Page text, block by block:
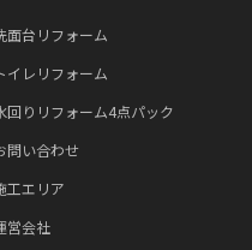
面台リフォーム
イレリフォーム
回りリフォーム4点パック
問い合わせ
工エリア
営会社